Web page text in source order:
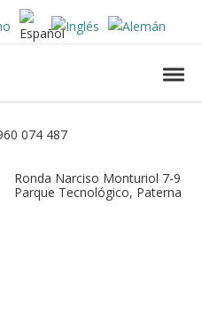
074 487
Dirección
Ronda Narciso Monturiol 7-9
Parque Tecnológico, Paterna